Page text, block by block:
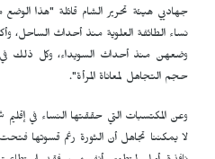
جهاديي هيئة تحرير الشام قائلة "هذا
نساء الطائفة العلوية منذ أحداث الساحل،
وضعهن منذ أحداث السويداء، وكل
حجم التجاهل لمعاناة المرأة".
وعن المكتسبات التي حققتها النساء في
لا يمكننا تجاهل أن الثورة رغم قسوتها